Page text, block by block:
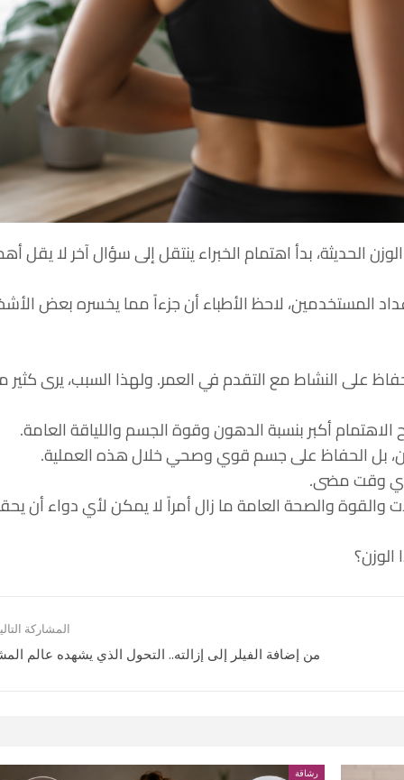
الحديثة، بدأ اهتمام الخبراء ينتقل إلى سؤال آخر لا يقل
المستخدمين، لاحظ الأطباء أن جزءاً مما يخسره بعض
على النشاط مع التقدم في العمر. ولهذا السبب، يرى
الاهتمام أكبر بنسبة الدهون وقوة الجسم واللياقة العامة.
بل الحفاظ على جسم قوي وصحي خلال هذه العملية.
أي وقت مضى.
والصحة العامة ما زال أمراً لا يمكن لأي دواء أن
المشاركة
من إضافة الفيلر إلى إزالته.. التحول الذي يشهده عالم
رشاقة